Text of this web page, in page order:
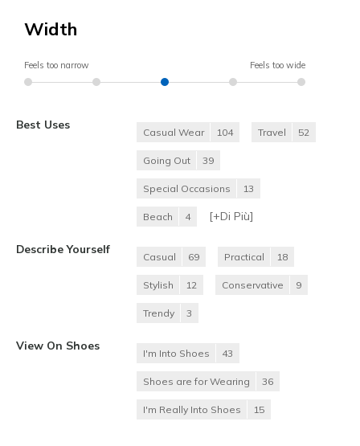
Width
Feels too narrow Feels too wide
Best Uses
Casual Wear 104 Travel 52
Going Out 39
Special Occasions 13
Beach 4 [+Di Più]
Describe Yourself
Casual 69 Practical 18
Stylish 12 Conservative 9
Trendy 3
View On Shoes
I'm Into Shoes 43
Shoes are for Wearing 36
I'm Really Into Shoes 15